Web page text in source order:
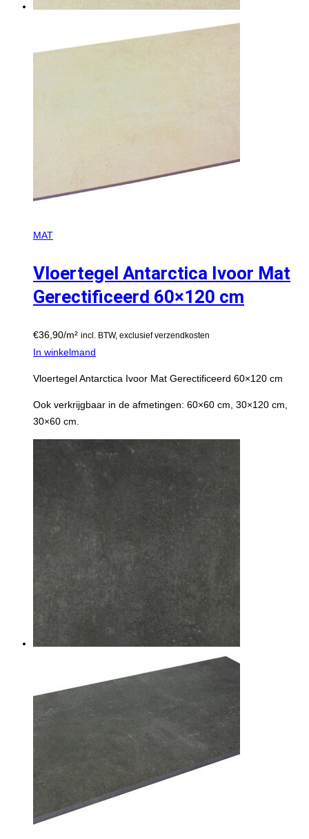
MAT
Vloertegel Antarctica Ivoor Mat
Gerectificeerd 60×120 cm
€36,90/m² incl. BTW, exclusief verzendkosten
In winkelmand
Vloertegel Antarctica Ivoor Mat Gerectificeerd 60×120 cm
Ook verkrijgbaar in de afmetingen: 60×60 cm, 30×120 cm,
30×60 cm.